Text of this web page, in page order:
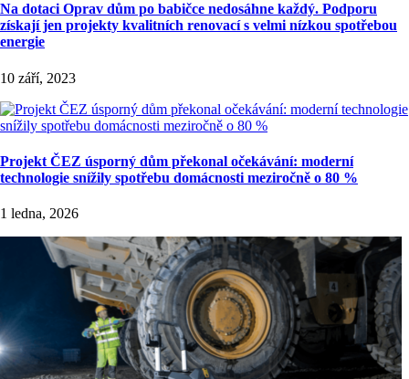
Na dotaci Oprav dům po babičce nedosáhne každý. Podporu
získají jen projekty kvalitních renovací s velmi nízkou spotřebou
energie
10 září, 2023
Projekt ČEZ úsporný dům překonal očekávání: moderní
technologie snížily spotřebu domácnosti meziročně o 80 %
1 ledna, 2026